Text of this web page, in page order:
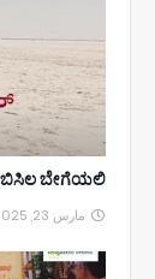
ಬೇಗೆಯಲಿ...
مارس 23, 2025